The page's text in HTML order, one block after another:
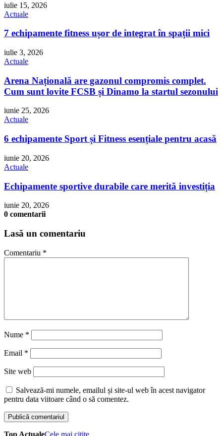
iulie 15, 2026
Actuale
7 echipamente fitness ușor de integrat în spații mici
iulie 3, 2026
Actuale
Arena Națională are gazonul compromis complet.
Cum sunt lovite FCSB și Dinamo la startul sezonului
iunie 25, 2026
Actuale
6 echipamente Sport și Fitness esențiale pentru acasă
iunie 20, 2026
Actuale
Echipamente sportive durabile care merită investiția
iunie 20, 2026
0 comentarii
Lasă un comentariu
Comentariu *
Nume *
Email *
Site web
Salvează-mi numele, emailul și site-ul web în acest navigator
pentru data viitoare când o să comentez.
Top ActualeCele mai citite